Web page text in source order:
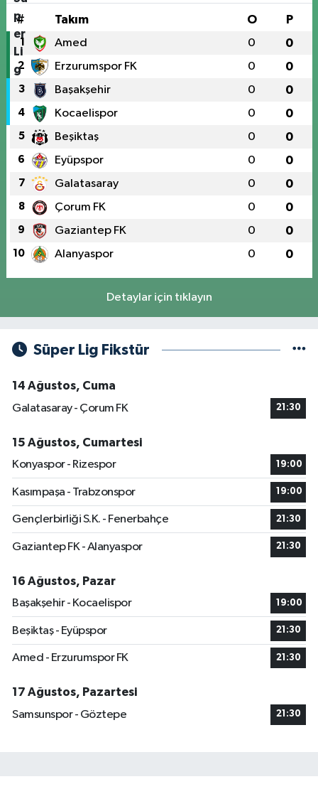
# Takım O P
1 Amed 0 0
2 Erzurumspor FK 0 0
3 Başakşehir 0 0
4 Kocaelispor 0 0
5 Beşiktaş 0 0
6 Eyüpspor 0 0
7 Galatasaray 0 0
8 Çorum FK 0 0
9 Gaziantep FK 0 0
10 Alanyaspor 0 0
Detaylar için tıklayın
Süper Lig Fikstür
14 Ağustos, Cuma
Galatasaray - Çorum FK
21:30
15 Ağustos, Cumartesi
Konyaspor - Rizespor
19:00
Kasımpaşa - Trabzonspor 19:00
Gençlerbirliği S.K. - Fenerbahçe 21:30
Gaziantep FK - Alanyaspor 21:30
16 Ağustos, Pazar
Başakşehir - Kocaelispor
19:00
Beşiktaş - Eyüpspor 21:30
Amed - Erzurumspor FK 21:30
17 Ağustos, Pazartesi
Samsunspor - Göztepe
21:30